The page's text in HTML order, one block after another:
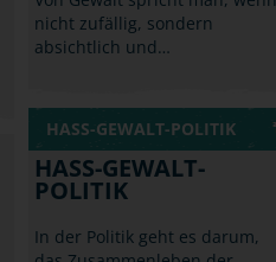
nicht zufällig, sondern
absichtlich und…
HASS-GEWALT-POLITIK
HASS-GEWALT-
POLITIK
In der Politik geht es darum,